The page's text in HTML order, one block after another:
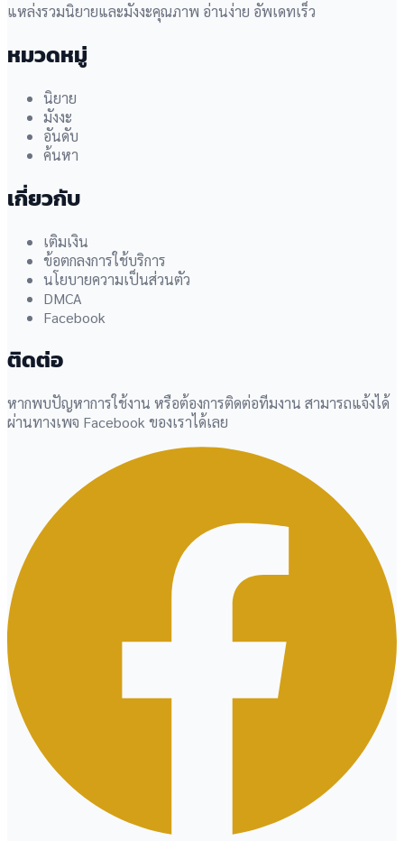
แหล่งรวมนิยายและมังงะคุณภาพ อ่านง่าย อัพเดทเร็ว
หมวดหมู่
นิยาย
มังงะ
อันดับ
ค้นหา
เกี่ยวกับ
เติมเงิน
ข้อตกลงการใช้บริการ
นโยบายความเป็นส่วนตัว
DMCA
Facebook
ติดต่อ
หากพบปัญหาการใช้งาน หรือต้องการติดต่อทีมงาน สามารถแจ้งได้
ผ่านทางเพจ Facebook ของเราได้เลย